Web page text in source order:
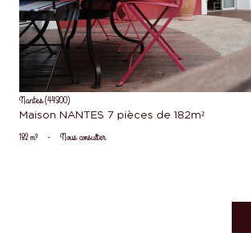
Nantes (44300)
Maison NANTES 7 pièces de 182m²
182 m²
- Nous consulter